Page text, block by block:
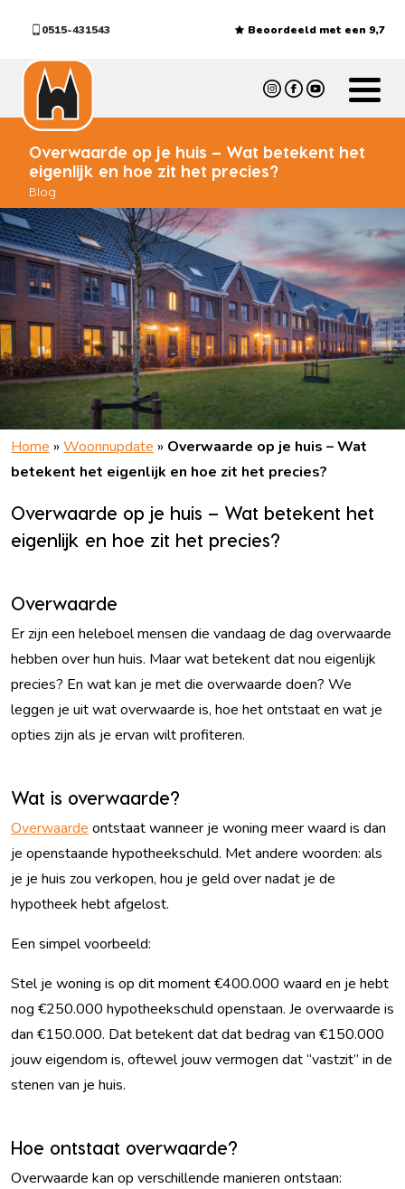
0515-431543 Beoordeeld met een 9,7
Overwaarde op je huis – Wat betekent het
eigenlijk en hoe zit het precies?
Blog
Home » Woonnupdate » Overwaarde op je huis – Wat
betekent het eigenlijk en hoe zit het precies?
Overwaarde op je huis – Wat betekent het
eigenlijk en hoe zit het precies?
Overwaarde
Er zijn een heleboel mensen die vandaag de dag overwaarde
hebben over hun huis. Maar wat betekent dat nou eigenlijk
precies? En wat kan je met die overwaarde doen? We
leggen je uit wat overwaarde is, hoe het ontstaat en wat je
opties zijn als je ervan wilt profiteren.
Wat is overwaarde?
Overwaarde ontstaat wanneer je woning meer waard is dan
je openstaande hypotheekschuld. Met andere woorden: als
je je huis zou verkopen, hou je geld over nadat je de
hypotheek hebt afgelost.
Een simpel voorbeeld:
Stel je woning is op dit moment €400.000 waard en je hebt
nog €250.000 hypotheekschuld openstaan. Je overwaarde is
dan €150.000. Dat betekent dat dat bedrag van €150.000
jouw eigendom is, oftewel jouw vermogen dat “vastzit” in de
stenen van je huis.
Hoe ontstaat overwaarde?
Overwaarde kan op verschillende manieren ontstaan: